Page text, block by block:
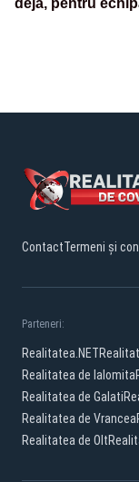
deja, pentru
ContactTermeni și
Parteneri:
Realitatea.NET
Realitatea de Ialomita
Realitatea de Galati
Realitatea de Vrancea
Realitatea de Olt